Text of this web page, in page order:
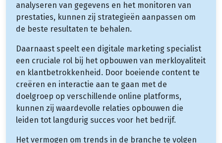
analyseren van gegevens en het monitoren van
prestaties, kunnen zij strategieën aanpassen om
de beste resultaten te behalen.
Daarnaast speelt een digitale marketing specialist
een cruciale rol bij het opbouwen van merkloyaliteit
en klantbetrokkenheid. Door boeiende content te
creëren en interactie aan te gaan met de
doelgroep op verschillende online platforms,
kunnen zij waardevolle relaties opbouwen die
leiden tot langdurig succes voor het bedrijf.
Het vermogen om trends in de branche te volgen